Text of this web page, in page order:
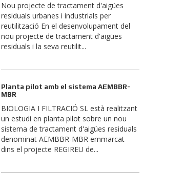
Nou projecte de tractament d'aigües
residuals urbanes i industrials per
reutilització En el desenvolupament del
nou projecte de tractament d'aigües
residuals i la seva reutilit...
Planta pilot amb el sistema AEMBBR-
MBR
BIOLOGIA I FILTRACIÓ SL està realitzant
un estudi en planta pilot sobre un nou
sistema de tractament d'aigües residuals
denominat AEMBBR-MBR emmarcat
dins el projecte REGIREU de...